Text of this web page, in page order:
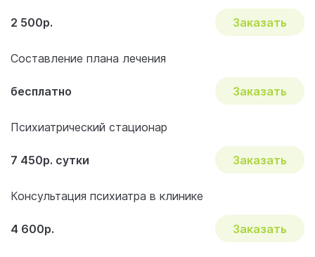
2 500р. Заказать
Составление плана лечения
бесплатно Заказать
Психиатрический стационар
7 450р. сутки Заказать
Консультация психиатра в клинике
4 600р. Заказать